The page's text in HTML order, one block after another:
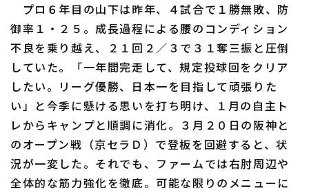
運営会社（別ウィンドウで開く） よくある質問
特定商取引法の表示 アルバイト募集（別ウィンドウで開く
プロ６年目の山下は昨年、４試合で１勝無敗、防
御率１・２５。成長過程による腰のコンディション
不良を乗り越え、２１回２／３で３１奪三振と圧倒
していた。「一年間完走して、規定投球回をクリア
したい。リーグ優勝、日本一を目指して頑張りた
い」と今季に懸ける思いを打ち明け、１月の自主ト
レからキャンプと順調に消化。３月２０日の阪神と
のオープン戦（京セラＤ）で登板を回避すると、状
況が一変した。それでも、ファームでは右肘周辺や
全体的な筋力強化を徹底。可能な限りのメニューに